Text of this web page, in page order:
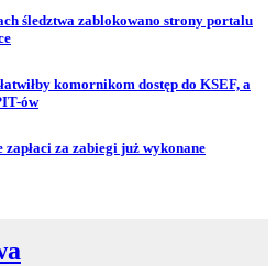
śledztwa zablokowano strony portalu
komornikom dostęp do KSEF, a
ów
zapłaci za zabiegi już wykonane